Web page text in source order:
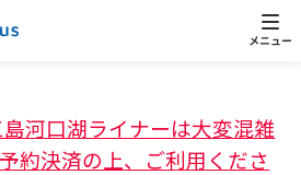
河口湖ライナーは大変混雑
約決済の上、ご利用くださ